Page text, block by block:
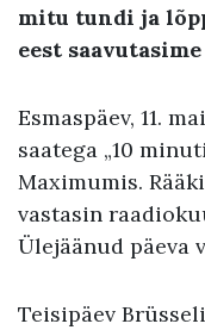
mitu tundi ja
eest
Esmaspäev, 11.
saatega „10
Maximumis.
vastasin
Ülejäänud päeva
Teisipäev